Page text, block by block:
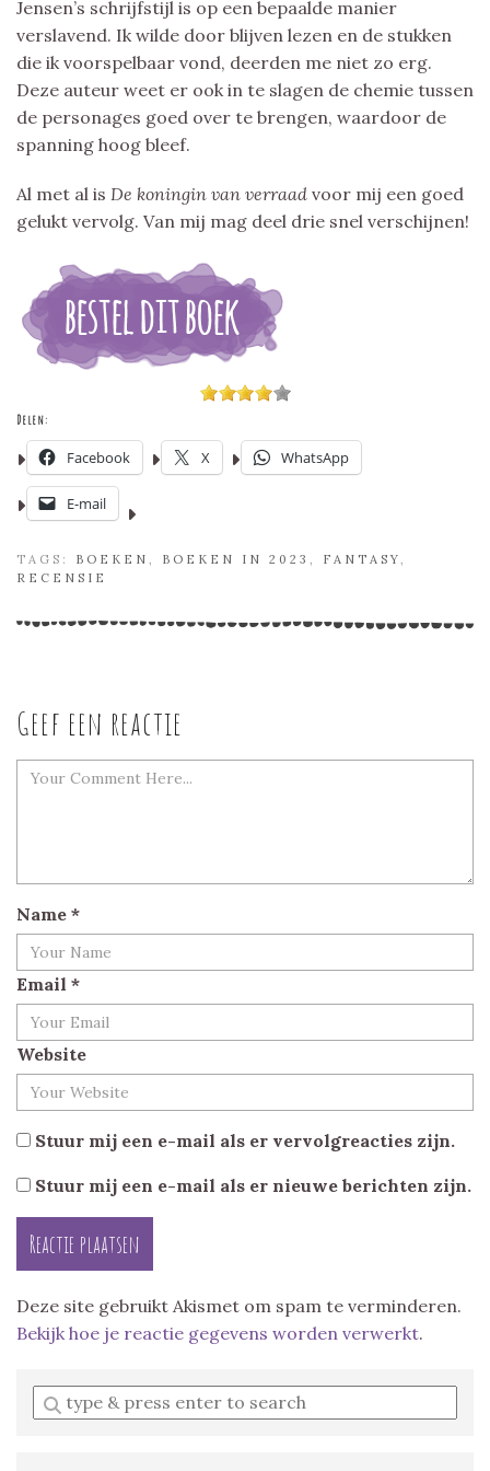
Jensen’s schrijfstijl is op een bepaalde manier
verslavend. Ik wilde door blijven lezen en de stukken
die ik voorspelbaar vond, deerden me niet zo erg.
Deze auteur weet er ook in te slagen de chemie tussen
de personages goed over te brengen, waardoor de
spanning hoog bleef.
Al met al is De koningin van verraad voor mij een goed
gelukt vervolg. Van mij mag deel drie snel verschijnen!
Delen:
Facebook X WhatsApp
E-mail
TAGS: BOEKEN , BOEKEN IN 2023 , FANTASY,
RECENSIE
Geef een reactie
Name *
Email *
Website
Stuur mij een e-mail als er vervolgreacties zijn.
Stuur mij een e-mail als er nieuwe berichten zijn.
Deze site gebruikt Akismet om spam te verminderen.
Bekijk hoe je reactie gegevens worden verwerkt.
Enter
a